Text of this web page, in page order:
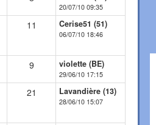
20/07/10 09:35
11 Cerise51 (51)
06/07/10 18:46
9 violette (BE)
29/06/10 17:15
21 Lavandière (13)
28/06/10 15:07